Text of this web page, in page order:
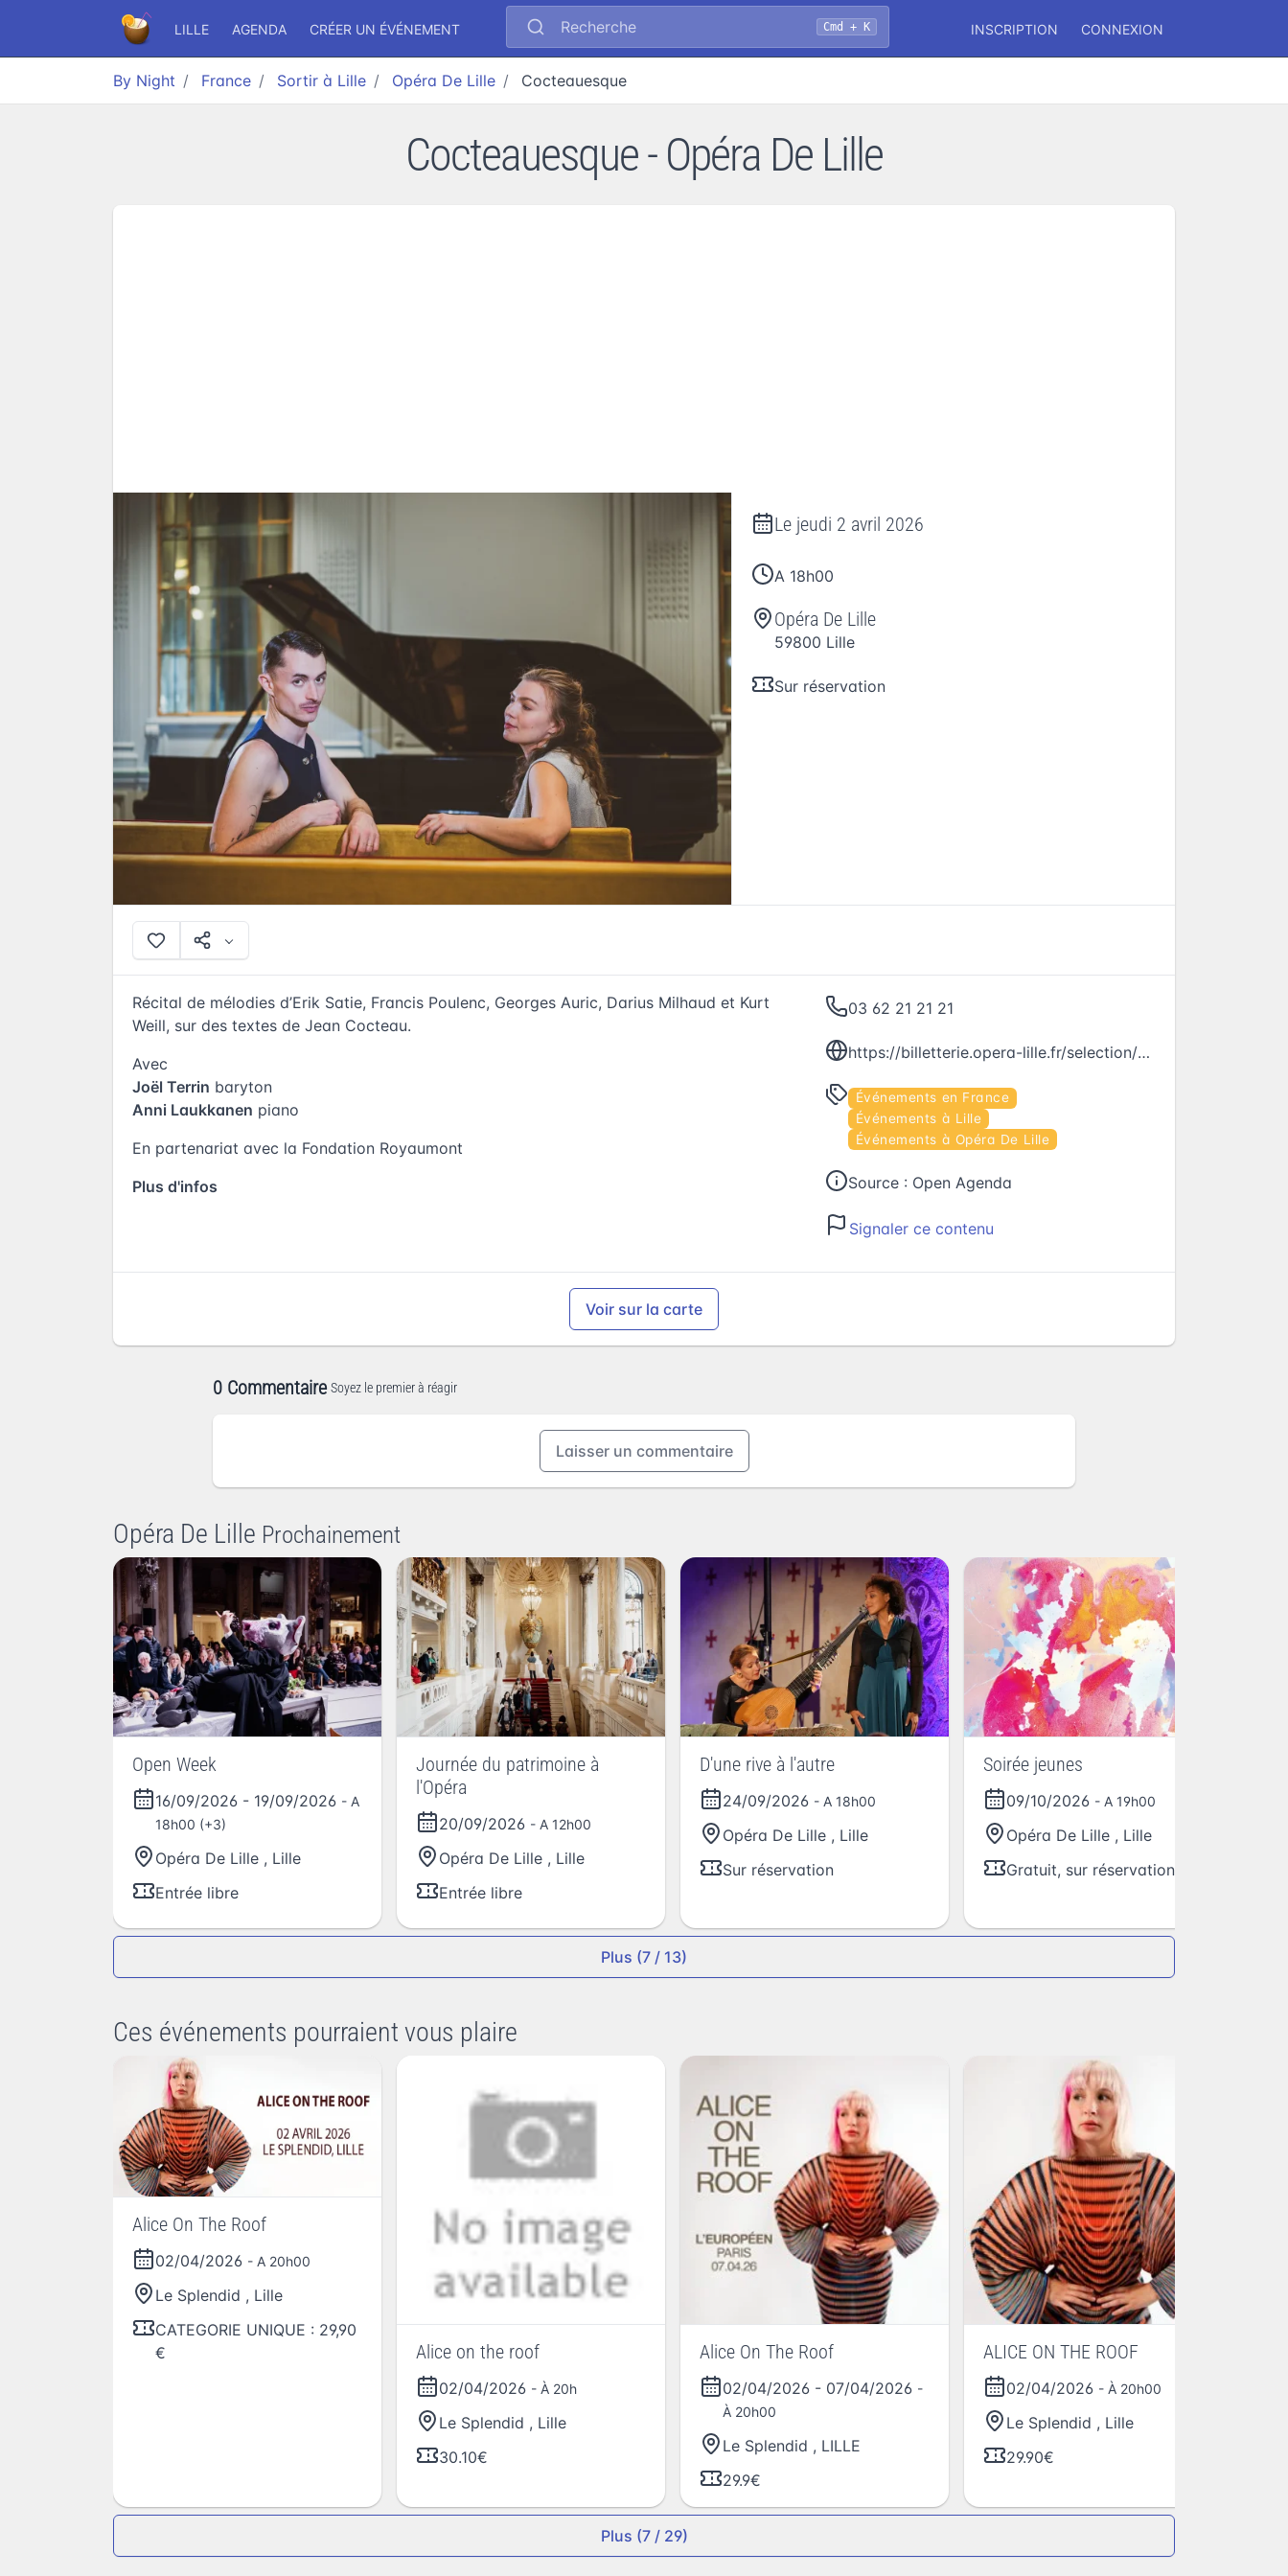
LILLE AGENDA CRÉER UN ÉVÉNEMENT Recherche Cmd + K INSCRIPTION CONNEXION
By Night France Sortir à Lille Opéra De Lille Cocteauesque
Cocteauesque - Opéra De Lille
Le jeudi 2 avril 2026
A 18h00
Opéra De Lille
59800 Lille
Sur réservation
Récital de mélodies d’Erik Satie, Francis Poulenc, Georges Auric, Darius Milhaud et Kurt
Weill, sur des textes de Jean Cocteau.
Avec
Joël Terrin baryton
Anni Laukkanen piano
En partenariat avec la Fondation Royaumont
Plus d'infos
03 62 21 21 21
https://billetterie.opera-lille.fr/selection/event/date?productId=10229543505380&gtmStepTracking=true
Événements en France
Événements à Lille
Événements à Opéra De Lille
Source : Open Agenda
Signaler ce contenu
Voir sur la carte
0 Commentaire Soyez le premier à réagir
Laisser un commentaire
Opéra De Lille Prochainement
Open Week
16/09/2026 - 19/09/2026 - A
18h00 (+3)
Opéra De Lille , Lille
Entrée libre
Journée du patrimoine à
l'Opéra
20/09/2026 - A 12h00
Opéra De Lille , Lille
Entrée libre
D'une rive à l'autre
24/09/2026 - A 18h00
Opéra De Lille , Lille
Sur réservation
Soirée jeunes
09/10/2026 - A 19h00
Opéra De Lille , Lille
Gratuit, sur réservation
Plus (7 / 13)
Ces événements pourraient vous plaire
Alice On The Roof
02/04/2026 - A 20h00
Le Splendid , Lille
CATEGORIE UNIQUE : 29,90
€
Alice on the roof
02/04/2026 - À 20h
Le Splendid , Lille
30.10€
Alice On The Roof
02/04/2026 - 07/04/2026 -
À 20h00
Le Splendid , LILLE
29.9€
ALICE ON THE ROOF
02/04/2026 - À 20h00
Le Splendid , Lille
29.90€
Plus (7 / 29)